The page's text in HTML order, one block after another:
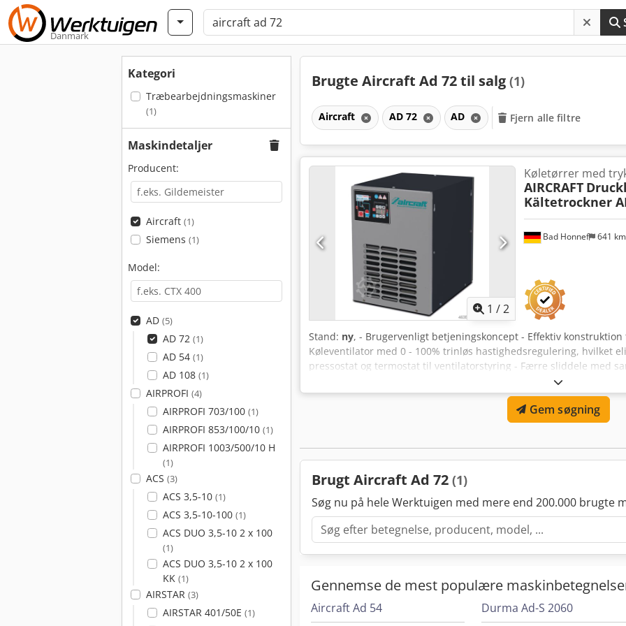
Danmark
Kategori
Træbearbejdningsmaskiner
(1)
Maskindetaljer
Producent:
Aircraft (1)
Siemens (1)
Model:
AD (5)
AD 72 (1)
AD 54 (1)
AD 108 (1)
AIRPROFI (4)
AIRPROFI 703/100 (1)
AIRPROFI 853/100/10 (1)
AIRPROFI 1003/500/10 H
(1)
ACS (3)
ACS 3,5-10 (1)
ACS 3,5-10-100 (1)
ACS DUO 3,5-10 2 x 100
(1)
ACS DUO 3,5-10 2 x 100
KK (1)
AIRSTAR (3)
AIRSTAR 401/50E (1)
Brugte Aircraft Ad 72 til salg (1)
Aircraft AD 72 AD Fjern alle filtre
1 /2
Bad Honnef 641 km
Køletørrer med
AIRCRAFT
Kältetrockner
Stand: ny, - Brugervenligt betjeningskoncept - Effektiv
Køleventilator med 0 - 100% trinløs hastighedsregulering, hvilket
pressostat og termostat til ventilatorstyring - Færre sliddele med
viser fem forskellige alarmtilstande og gemmer disse i
omgivelsestemperatur under 15°, hvis der ikke passerer trykluft -
til alle servicekomponenter - Udstyret med indbygget automatisk
Høj driftsøkonomi - Fremragende pris-ydelsesforhold - Ingen
Maks. tryk: 16 bar - Lufttilslutning: 1/2 " - Effektoptagelse: 0,2 kW
mm - Bredde/dybde (produkt) ca.: 430 mm - Højde (produkt) ca.:
T Hrvofx Amxer
Gem søgning
Brugt Aircraft Ad 72 (1)
Søg nu på hele Werktuigen med mere end 200.000 brugte
Gennemse de mest populære
Aircraft Ad 54
Durma Ad-S 2060